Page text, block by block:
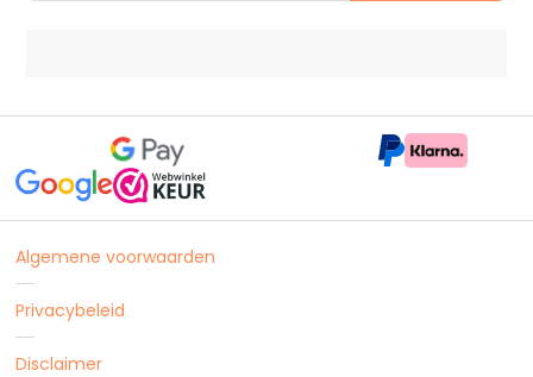
Algemene voorwaarden
Privacybeleid
Disclaimer